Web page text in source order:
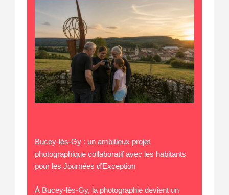
Bucey-lès-Gy : un ambitieux projet
photographique collaboratif avec les habitants
pour les Journées d’Exception
À Bucey-lès-Gy, la photographie devient un